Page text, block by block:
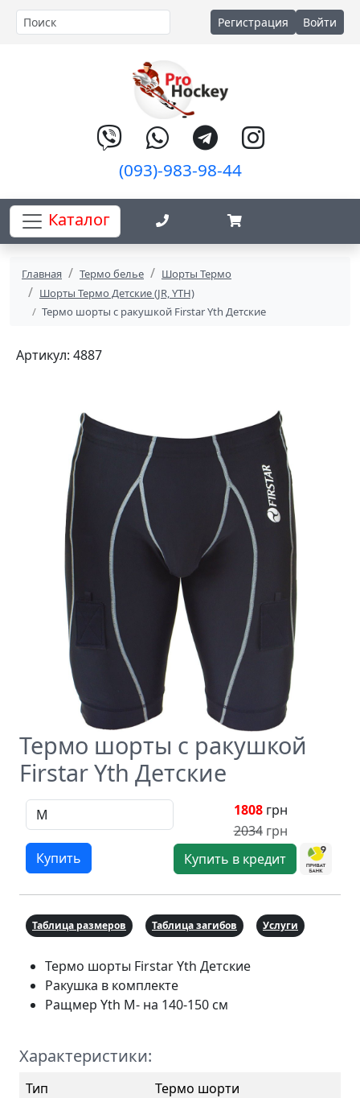
Регистрация Войти
(093)-983-98-44
Каталог
Главная Термо белье
Шорты Термо
Шорты Термо Детские (JR, YTH)
Термо шорты с ракушкой Firstar Yth Детские
Артикул: 4887
Термо шорты с ракушкой
Firstar Yth Детские
1808 грн
2034грн
Купить
Купить в кредит
Таблица размеров Таблица загибов Услуги
Термо шорты Firstar Yth Детские
Ракушка в комплекте
Ращмер Yth M- на 140-150 см
Характеристики:
Тип
Термо шорти